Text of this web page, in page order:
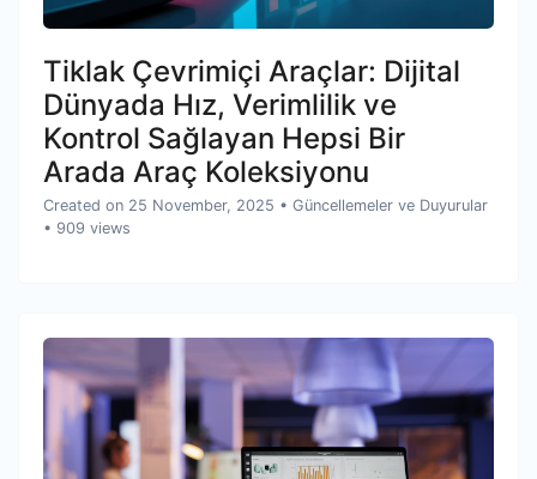
Tiklak Çevrimiçi Araçlar: Dijital
Dünyada Hız, Verimlilik ve
Kontrol Sağlayan Hepsi Bir
Arada Araç Koleksiyonu
Created on 25 November, 2025 • Güncellemeler ve Duyurular
• 909 views